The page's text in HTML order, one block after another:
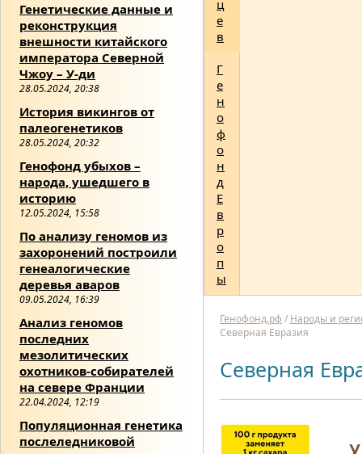
Генетические данные и
реконструкция
внешности китайского
императора Северной
Чжоу – У-ди
28.05.2024, 20:38
История викингов от
палеогенетиков
28.05.2024, 20:32
Генофонд убыхов –
народа, ушедшего в
историю
12.05.2024, 15:58
По анализу геномов из
захоронений построили
генеалогические
деревья аваров
09.05.2024, 16:39
Анализ геномов
последних
мезолитических
охотников-собирателей
на севере Франции
22.04.2024, 12:19
Популяционная генетика
послеледниковой
ц
е
в
Г
е
н
о
ф
о
н
д
Е
в
р
о
п
ы
Генофонд.рф / Народы и
Северная Евразия
Северная